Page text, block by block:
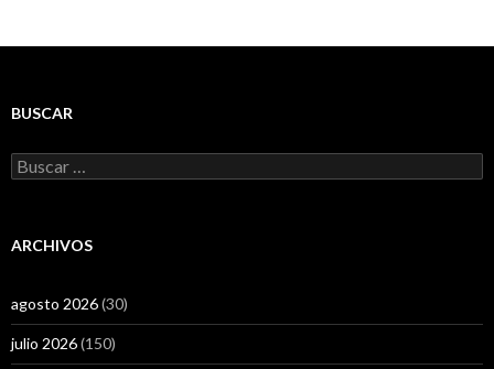
BUSCAR
Buscar:
ARCHIVOS
agosto 2026(30)
julio 2026(150)